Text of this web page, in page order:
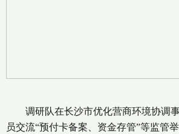
调研队在长沙市优化营商环境协调事
员交流“预付卡备案、资金存管”等监管